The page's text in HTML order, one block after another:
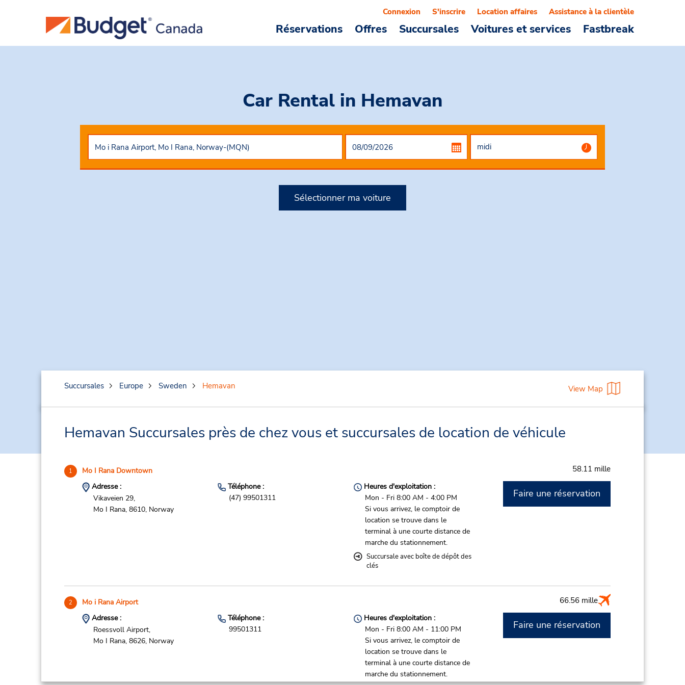
Réservations Offres Succursales Voitures et services Fastbreak
Connexion S'inscrire Location affaires Assistance à la clientèle
Car Rental in Hemavan
Sélectionner ma voiture
Succursales Europe Sweden Hemavan View Map
Hemavan Succursales près de chez vous et succursales de location de véhicule
1 Mo I Rana Downtown 58.11 mille
Adresse :
Vikaveien 29,
Mo I Rana, 8610, Norway
Téléphone :
(47) 99501311
Heures d'exploitation :
Mon - Fri 8:00 AM - 4:00 PM
Si vous arrivez, le comptoir de
location se trouve dans le
terminal à une courte distance de
marche du stationnement.
Succursale avec boîte de dépôt des
clés
Faire une réservation
2 Mo i Rana Airport 66.56 mille
Adresse :
Roessvoll Airport,
Mo I Rana, 8626, Norway
Téléphone :
99501311
Heures d'exploitation :
Mon - Fri 8:00 AM - 11:00 PM
Si vous arrivez, le comptoir de
location se trouve dans le
terminal à une courte distance de
marche du stationnement.
Faire une réservation